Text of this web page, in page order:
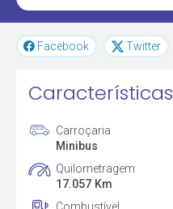
Facebook Twitter
Características
Carroçaria
Minibus
Quilometragem
17.057 Km
Combustível